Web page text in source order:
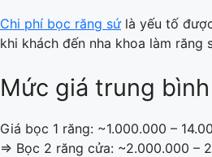
Chi phí bọc răng sứlà yếu tố
khi khách đến nha khoa làm răng
Mức giá trung bình
Giá bọc 1 răng: ~1.000.000 –
=> Bọc 2 răng cửa: ~2.000.000 –